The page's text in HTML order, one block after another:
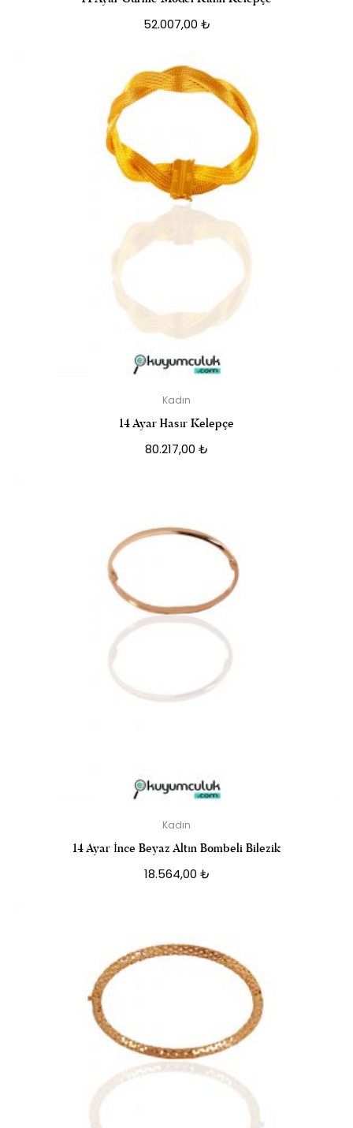
52.007,00 ₺
Kadın
14 Ayar Hasır Kelepçe
80.217,00 ₺
Kadın
14 Ayar İnce Beyaz Altın Bombeli Bilezik
18.564,00 ₺